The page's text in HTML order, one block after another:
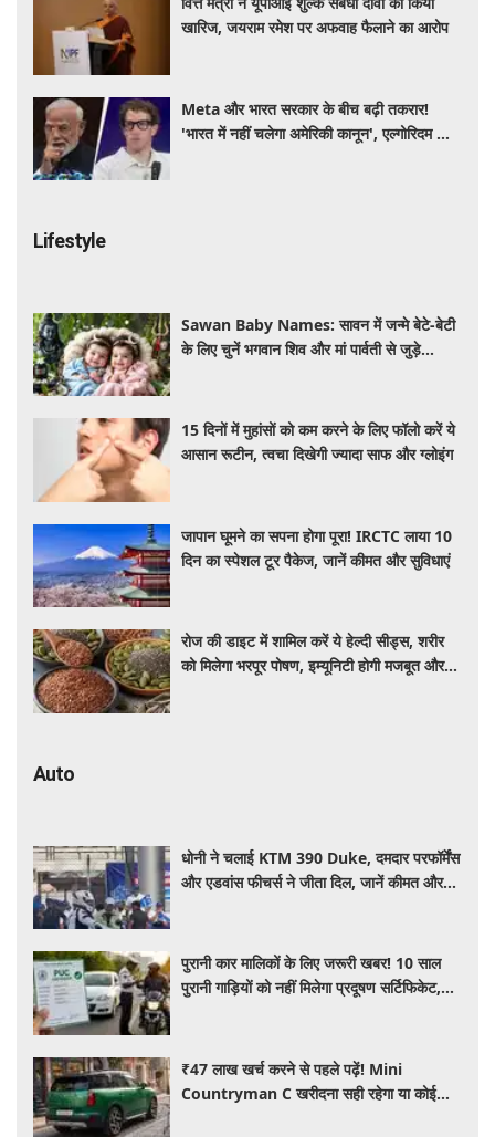
खारिज, जयराम रमेश पर अफवाह फैलाने का आरोप
Meta और भारत सरकार के बीच बढ़ी तकरार!
'भारत में नहीं चलेगा अमेरिकी कानून', एल्गोरिदम को
Lifestyle
Sawan Baby Names: सावन में जन्मे बेटे-बेटी
के लिए चुनें भगवान शिव और मां पार्वती से जुड़े
15 दिनों में मुहांसों को कम करने के लिए फॉलो करें ये
आसान रूटीन, त्वचा दिखेगी ज्यादा साफ और ग्लोइंग
जापान घूमने का सपना होगा पूरा! IRCTC लाया 10
दिन का स्पेशल टूर पैकेज, जानें कीमत और सुविधाएं
रोज की डाइट में शामिल करें ये हेल्दी सीड्स, शरीर
को मिलेगा भरपूर पोषण, इम्यूनिटी होगी मजबूत और
Auto
धोनी ने चलाई KTM 390 Duke, दमदार परफॉर्मेंस
और एडवांस फीचर्स ने जीता दिल, जानें कीमत और
पुरानी कार मालिकों के लिए जरूरी खबर! 10 साल
पुरानी गाड़ियों को नहीं मिलेगा प्रदूषण सर्टिफिकेट,
₹47 लाख खर्च करने से पहले पढ़ें! Mini
Countryman C खरीदना सही रहेगा या कोई